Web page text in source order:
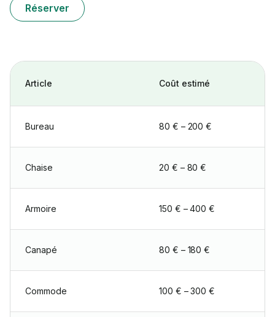
Réserver
Article Coût estimé
Bureau 80 € – 200 €
Chaise 20 € – 80 €
Armoire 150 € – 400 €
Canapé 80 € – 180 €
Commode 100 € – 300 €